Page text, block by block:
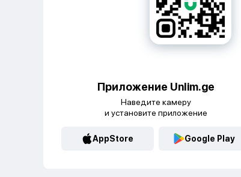
Приложение Unlim.ge
Наведите камеру
и установите приложение
AppStore Google Play